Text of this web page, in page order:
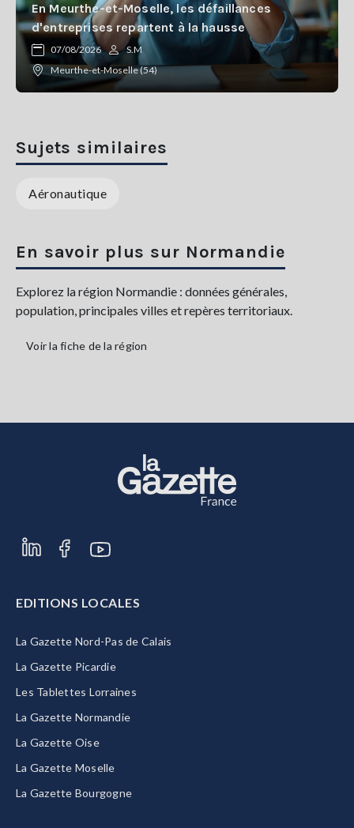
En Meurthe-et-Moselle, les défaillances
d'entreprises repartent à la hausse
07/08/2026
S.M
Meurthe-et-Moselle (54)
Sujets similaires
Aéronautique
En savoir plus sur Normandie
Explorez la région Normandie : données générales,
population, principales villes et repères territoriaux.
Voir la fiche de la région
EDITIONS LOCALES
La Gazette Nord-Pas de Calais
La Gazette Picardie
Les Tablettes Lorraines
La Gazette Normandie
La Gazette Oise
La Gazette Moselle
La Gazette Bourgogne